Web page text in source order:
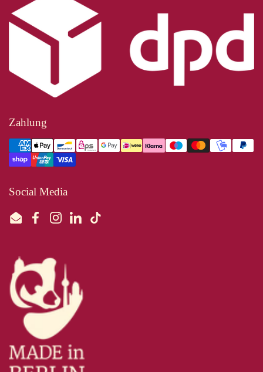
Zahlung
Social Media
EmailFacebookInstagram
LinkedInTikTok